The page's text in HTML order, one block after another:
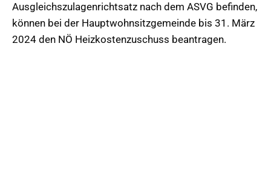
Ausgleichszulagenrichtsatz nach dem ASVG befinden,
können bei der Hauptwohnsitzgemeinde bis 31. März
2024 den NÖ Heizkostenzuschuss beantragen.